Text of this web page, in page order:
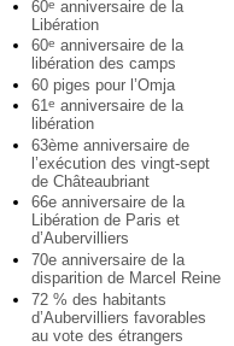
60e anniversaire de la
Libération
60e anniversaire de la
libération des camps
60 piges pour l’Omja
61e anniversaire de la
libération
63ème anniversaire de
l’exécution des vingt-sept
de Châteaubriant
66e anniversaire de la
Libération de Paris et
d’Aubervilliers
70e anniversaire de la
disparition de Marcel Reine
72 % des habitants
d’Aubervilliers favorables
au vote des étrangers